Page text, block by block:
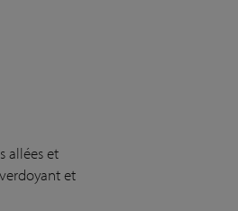
allées et
et